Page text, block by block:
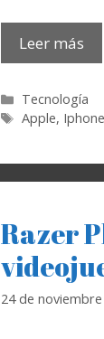
Leer más
Categorías
Tecnología
Etiquetas
Apple, Iphone
Razer
24 de